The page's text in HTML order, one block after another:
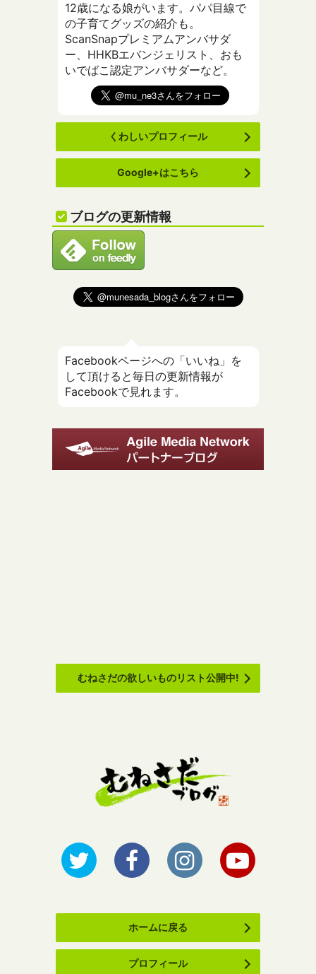
12歳になる娘がいます。パパ目線で
の子育てグッズの紹介も。
ScanSnapプレミアムアンバサダ
ー、HHKBエバンジェリスト、おも
いでばこ認定アンバサダーなど。
くわしいプロフィール
Google+はこちら
ブログの更新情報
Facebookページへの「いいね」を
して頂けると毎日の更新情報が
Facebookで見れます。
むねさだの欲しいものリスト公開中!
ホームに戻る
プロフィール